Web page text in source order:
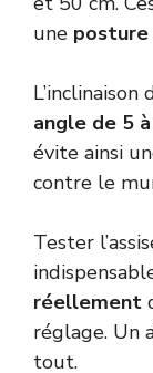
une
angle de 5
évite ainsi
contre le
Tester
réellement
réglage. Un
tout.